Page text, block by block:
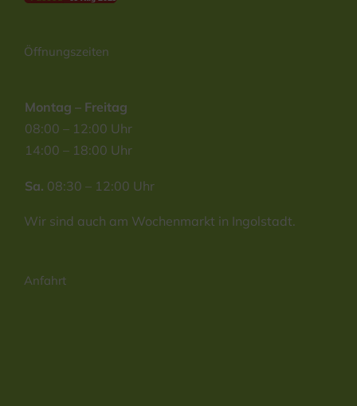
Öffnungszeiten
Montag – Freitag
08:00 – 12:00 Uhr
14:00 – 18:00 Uhr
Sa. 08:30 – 12:00 Uhr
Wir sind auch am Wochenmarkt in Ingolstadt.
Anfahrt